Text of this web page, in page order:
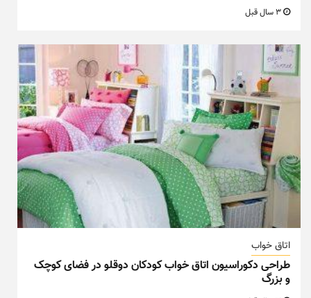
اتاق خواب
طراحی دکوراسیون اتاق خواب کودکان دوقلو در فضای کوچک
و بزرگ